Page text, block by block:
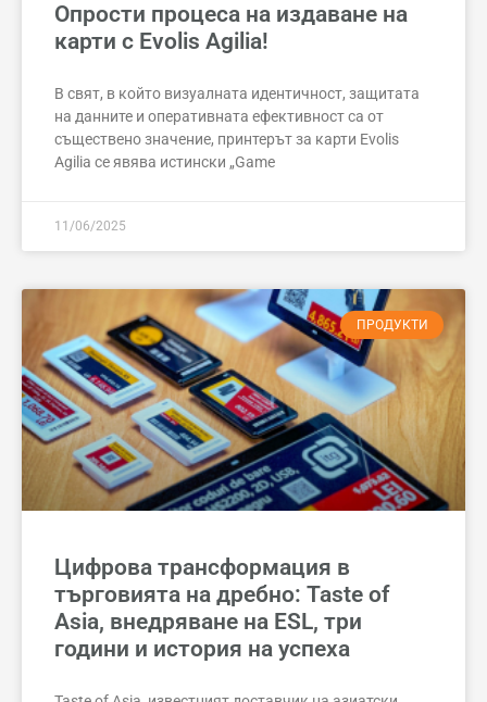
Опрости процеса на издаване на
карти с Evolis Agilia!
В свят, в който визуалната идентичност, защитата
на данните и оперативната ефективност са от
съществено значение, принтерът за карти Evolis
Agilia се явява истински „Game
11/06/2025
ПРОДУКТИ
Цифрова трансформация в
търговията на дребно: Taste of
Asia, внедряване на ESL, три
години и история на успеха